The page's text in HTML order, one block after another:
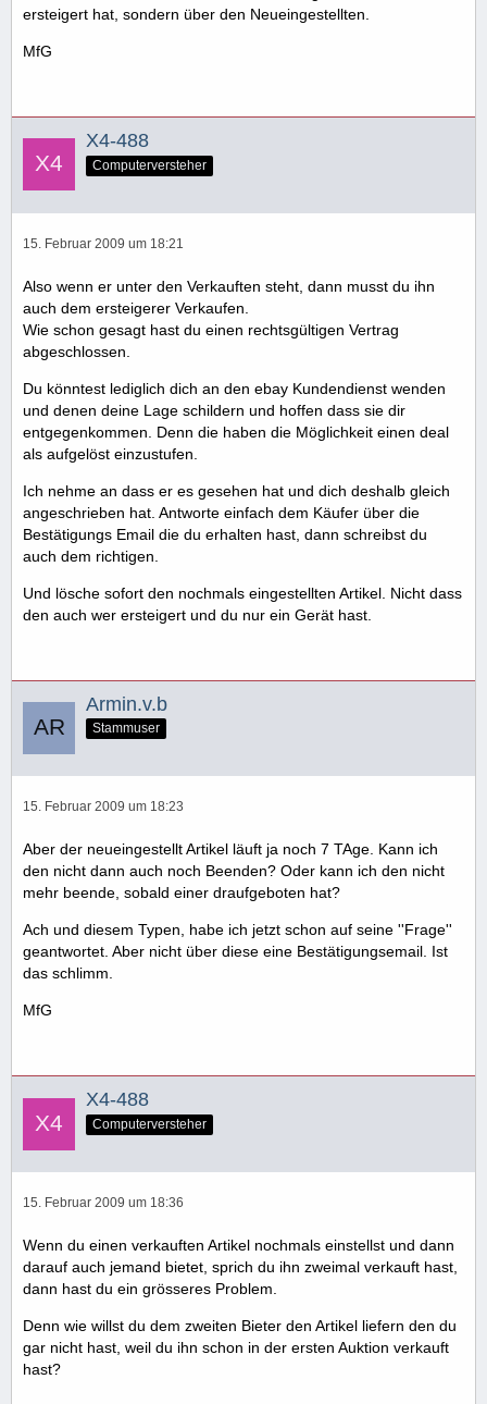
ersteigert hat, sondern über den Neueingestellten.
MfG
X4-488
Computerversteher
15. Februar 2009 um 18:21
Also wenn er unter den Verkauften steht, dann musst du ihn
auch dem ersteigerer Verkaufen.
Wie schon gesagt hast du einen rechtsgültigen Vertrag
abgeschlossen.
Du könntest lediglich dich an den ebay Kundendienst wenden
und denen deine Lage schildern und hoffen dass sie dir
entgegenkommen. Denn die haben die Möglichkeit einen deal
als aufgelöst einzustufen.
Ich nehme an dass er es gesehen hat und dich deshalb gleich
angeschrieben hat. Antworte einfach dem Käufer über die
Bestätigungs Email die du erhalten hast, dann schreibst du
auch dem richtigen.
Und lösche sofort den nochmals eingestellten Artikel. Nicht dass
den auch wer ersteigert und du nur ein Gerät hast.
Armin.v.b
Stammuser
15. Februar 2009 um 18:23
Aber der neueingestellt Artikel läuft ja noch 7 TAge. Kann ich
den nicht dann auch noch Beenden? Oder kann ich den nicht
mehr beende, sobald einer draufgeboten hat?
Ach und diesem Typen, habe ich jetzt schon auf seine ''Frage''
geantwortet. Aber nicht über diese eine Bestätigungsemail. Ist
das schlimm.
MfG
X4-488
Computerversteher
15. Februar 2009 um 18:36
Wenn du einen verkauften Artikel nochmals einstellst und dann
darauf auch jemand bietet, sprich du ihn zweimal verkauft hast,
dann hast du ein grösseres Problem.
Denn wie willst du dem zweiten Bieter den Artikel liefern den du
gar nicht hast, weil du ihn schon in der ersten Auktion verkauft
hast?